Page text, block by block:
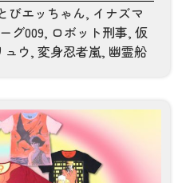
びエッちゃん, イナズマ
グ009, ロボット刑事, 仮
ウ, 変身忍者嵐, 幽霊船